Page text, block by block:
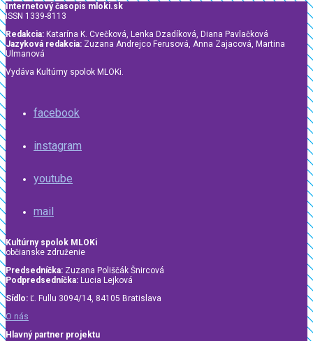
Internetový časopis mloki.sk
ISSN 1339-8113
Redakcia: Katarína K. Cvečková, Lenka Dzadíková, Diana Pavlačková
Jazyková redakcia: Zuzana Andrejco Ferusová, Anna Zajacová, Martina
Ulmanová
Vydáva Kultúrny spolok MLOKi.
facebook
instagram
youtube
mail
Kultúrny spolok MLOKi
občianske združenie
Predsedníčka: Zuzana Poliščák Šnircová
Podpredsedníčka: Lucia Lejková
Sídlo: Ľ. Fullu 3094/14, 84105 Bratislava
O nás
Hlavný partner projektu